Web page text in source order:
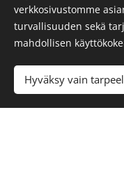
verkkosivustomme
turvallisuuden sekä
mahdollisen
Hyväksy vain